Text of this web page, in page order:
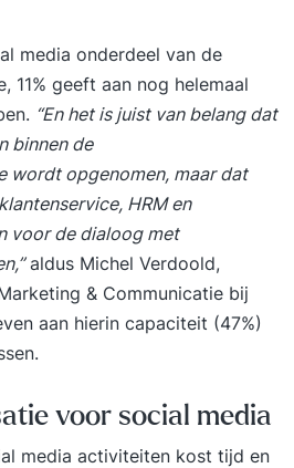
media onderdeel van de
11% geeft aan nog helemaal
“En het is juist van belang dat
binnen de
wordt opgenomen, maar dat
HRM en
voor de dialoog met
aldus Michel Verdoold,
& Communicatie bij
aan hierin capaciteit (47%)
voor social media
media activiteiten kost tijd en